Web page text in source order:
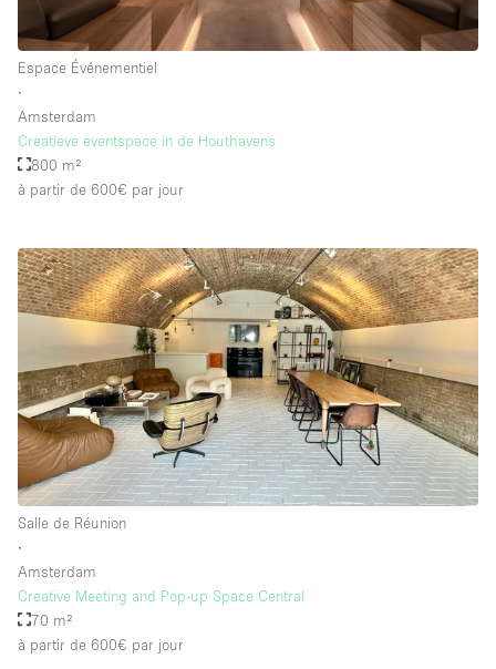
Espace Événementiel
∙
Amsterdam
Creatieve eventspace in de Houthavens
800 m²
à partir de 600€ par jour
Salle de Réunion
∙
Amsterdam
Creative Meeting and Pop-up Space Central
70 m²
à partir de 600€ par jour